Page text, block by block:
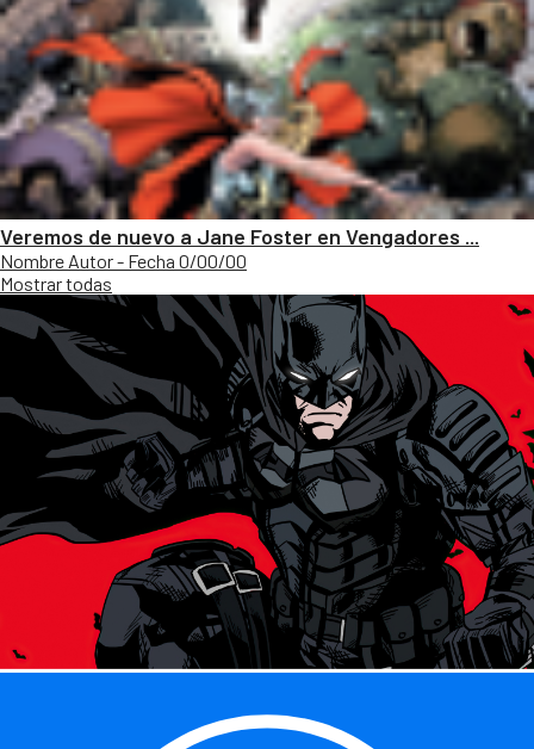
Veremos de nuevo a Jane Foster en Vengadores ...
Nombre Autor - Fecha 0/00/00
Mostrar todas